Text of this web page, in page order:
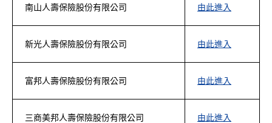
南山人壽保險股份有限公司 由此進入
新光人壽保險股份有限公司 由此進入
富邦人壽保險股份有限公司 由此進入
三商美邦人壽保險股份有限公司 由此進入